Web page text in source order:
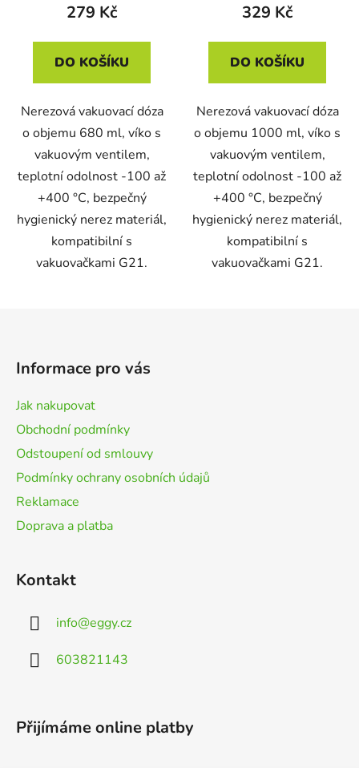
279 Kč
DO KOŠÍKU
Nerezová vakuovací dóza
o objemu 680 ml, víko s
vakuovým ventilem,
teplotní odolnost -100 až
+400 °C, bezpečný
hygienický nerez materiál,
kompatibilní s
vakuovačkami G21.
329 Kč
DO KOŠÍKU
Nerezová vakuovací dóza
o objemu 1000 ml, víko s
vakuovým ventilem,
teplotní odolnost -100 až
+400 °C, bezpečný
hygienický nerez materiál,
kompatibilní s
vakuovačkami G21.
Informace pro vás
Jak nakupovat
Obchodní podmínky
Odstoupení od smlouvy
Podmínky ochrany osobních údajů
Reklamace
Doprava a platba
Kontakt
info@eggy.cz
603821143
Přijímáme online platby